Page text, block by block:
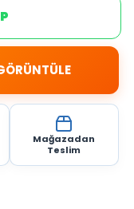
Mağazadan
Teslim